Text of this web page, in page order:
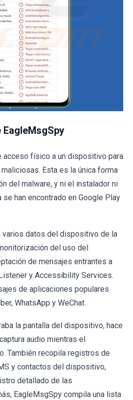
acceso físico a un dispositivo para
Esta es la única forma
del malware, y ni el instalador ni
han encontrado en Google Play
varios datos del dispositivo de la
del uso del
de mensajes entrantes a
y Accessibility Services.
de aplicaciones populares
WhatsApp y WeChat.
la pantalla del dispositivo, hace
audio mientras el
También recopila registros de
y contactos del dispositivo,
detallado de las
EagleMsgSpy compila una lista